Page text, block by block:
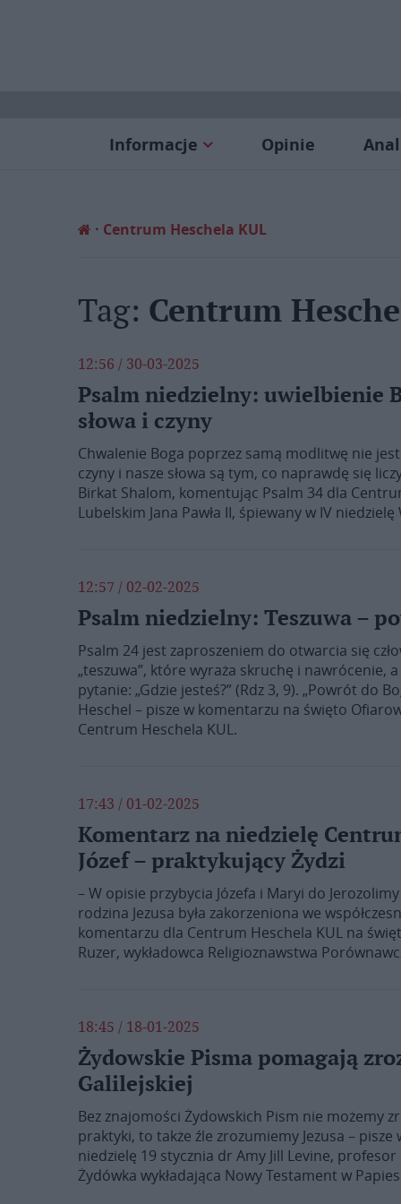
Informacje Opinie
Centrum Heschela KUL
Tag: Centrum
12:56 / 30-03-2025
Psalm niedzielny: uwielbienie
słowa i czyny
Chwalenie Boga poprzez samą modlitwę nie
czyny i nasze słowa są tym, co naprawdę się
Birkat Shalom, komentując Psalm 34 dla
Lubelskim Jana Pawła II, śpiewany w IV
12:57 / 02-02-2025
Psalm niedzielny: Teszuwa –
Psalm 24 jest zaproszeniem do otwarcia się
„teszuwa”, które wyraża skruchę i nawrócenie,
pytanie: „Gdzie jesteś?” (Rdz 3, 9). „Powrót do
Heschel – pisze w komentarzu na święto
Centrum Heschela KUL.
17:43 / 01-02-2025
Komentarz na niedzielę
Józef – praktykujący Żydzi
– W opisie przybycia Józefa i Maryi do
rodzina Jezusa była zakorzeniona we
komentarzu dla Centrum Heschela KUL na
Ruzer, wykładowca Religioznawstwa
18:45 / 18-01-2025
Żydowskie Pisma pomagają
Galilejskiej
Bez znajomości Żydowskich Pism nie możemy
praktyki, to także źle zrozumiemy Jezusa –
niedzielę 19 stycznia dr Amy Jill Levine,
Żydówka wykładająca Nowy Testament w